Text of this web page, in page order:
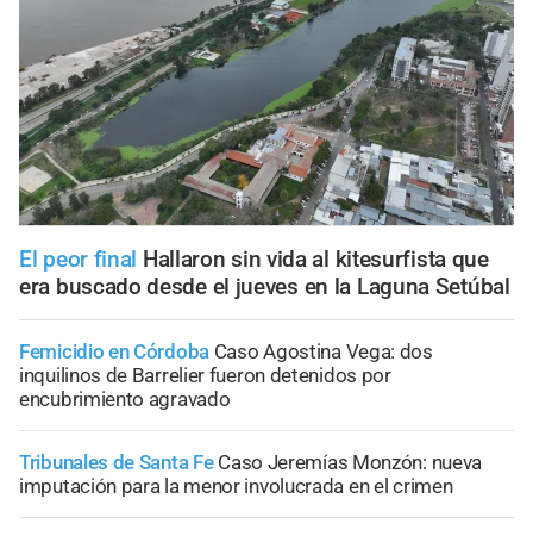
El peor final Hallaron sin vida al kitesurfista que
era buscado desde el jueves en la Laguna Setúbal
Femicidio en Córdoba Caso Agostina Vega: dos
inquilinos de Barrelier fueron detenidos por
encubrimiento agravado
Tribunales de Santa Fe Caso Jeremías Monzón: nueva
imputación para la menor involucrada en el crimen